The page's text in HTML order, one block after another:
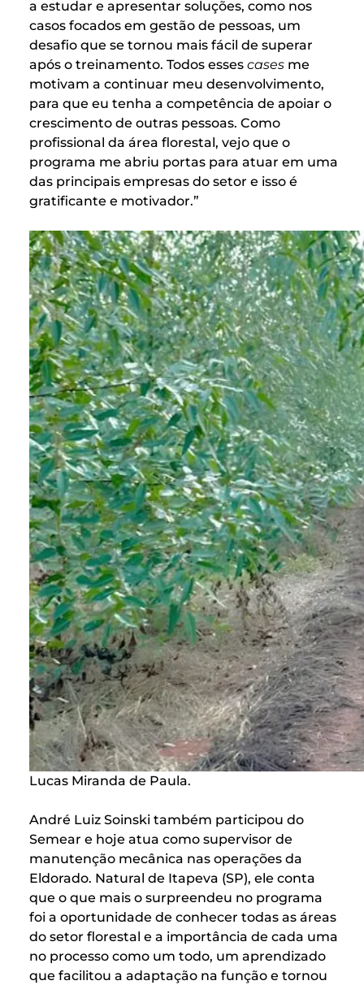
a estudar e apresentar soluções, como nos
casos focados em gestão de pessoas, um
desafio que se tornou mais fácil de superar
após o treinamento. Todos esses cases me
motivam a continuar meu desenvolvimento,
para que eu tenha a competência de apoiar o
crescimento de outras pessoas. Como
profissional da área florestal, vejo que o
programa me abriu portas para atuar em uma
das principais empresas do setor e isso é
gratificante e motivador.”
Lucas Miranda de Paula.
André Luiz Soinski também participou do
Semear e hoje atua como supervisor de
manutenção mecânica nas operações da
Eldorado. Natural de Itapeva (SP), ele conta
que o que mais o surpreendeu no programa
foi a oportunidade de conhecer todas as áreas
do setor florestal e a importância de cada uma
no processo como um todo, um aprendizado
que facilitou a adaptação na função e tornou